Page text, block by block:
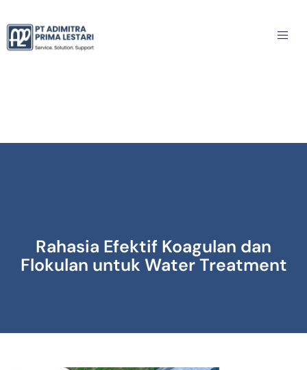
Rahasia Efektif Koagulan dan
Flokulan untuk Water Treatment